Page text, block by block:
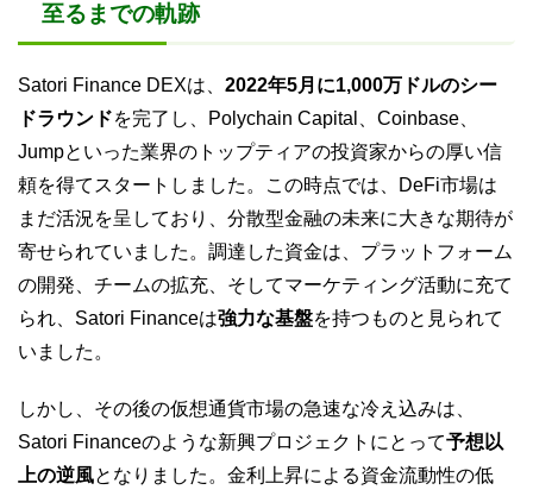
至るまでの軌跡
Satori Finance DEXは、 2022年5月に1,000万ドルのシー
ドラウンドを完了し、Polychain Capital、Coinbase、
Jumpといった業界のトップティアの投資家からの厚い信
頼を得てスタートしました。この時点では、DeFi市場は
まだ活況を呈しており、分散型金融の未来に大きな期待が
寄せられていました。調達した資金は、プラットフォーム
の開発、チームの拡充、そしてマーケティング活動に充て
られ、Satori Financeは強力な基盤を持つものと見られて
いました。
しかし、その後の仮想通貨市場の急速な冷え込みは、
Satori Financeのような新興プロジェクトにとって予想以
上の逆風となりました。金利上昇による資金流動性の低